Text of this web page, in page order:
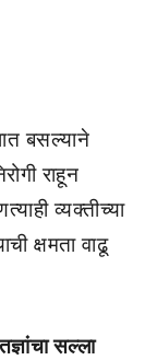
बसल्याने
राहून
व्यक्तीच्या
क्षमता वाढू
सल्ला